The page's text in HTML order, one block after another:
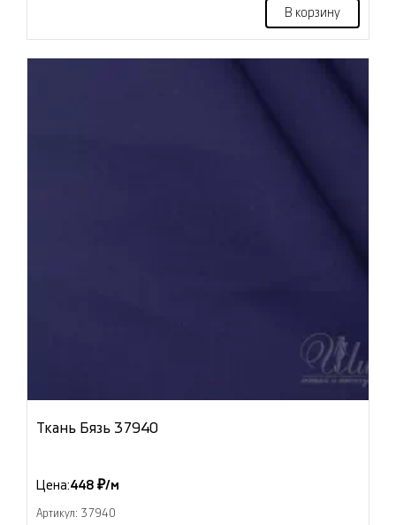
В корзину
Ткань Бязь 37940
Цена:448 ₽/м
Артикул: 37940